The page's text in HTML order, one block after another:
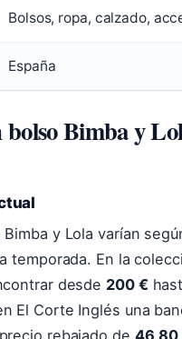
Bolsos, ropa, calzado,
España
Bimba y
y Lola varían
temporada. En la
desde 200 €
El Corte Inglés una
rebajado de 46,80